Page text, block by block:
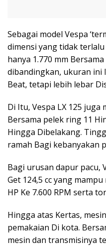
Sebagai model Vespa
dimensi yang tidak
hanya 1.770 mm
dibandingkan, ukuran ini
Beat, tetapi lebih lebar
Di Itu, Vespa LX 125
Bersama pelek ring 11
Hingga Dibelakang.
ramah Bagi kebanyakan
Bagi urusan dapur pacu,
Get 124,5 cc yang
HP Ke 7.600 RPM serta
Hingga atas Kertas,
pemakaian Di kota.
mesin dan transmisinya